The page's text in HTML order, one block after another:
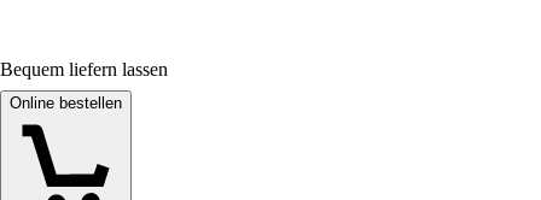
Bequem liefern lassen
Online bestellen